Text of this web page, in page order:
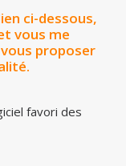
ci-dessous,
vous me
proposer